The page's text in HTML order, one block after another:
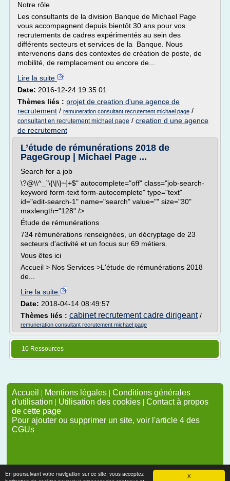
X
En poursuivant votre navigation sur ce site, vous acceptez
Notre rôle
Les consultants de la division Banque de Michael Page
vous accompagnent depuis bientôt 30 ans pour vos
recrutements de cadres expérimentés au sein des
différents secteurs et services de la Banque. Nous
intervenons dans des contextes de création de poste, de
mobilité, de remplacement ou encore de...
Lire la suite
Date: 2016-12-24 19:35:01
Thèmes liés : projet de creation d'une agence de
recrutement / remuneration consultant recrutement michael page /
consultant en recrutement michael page / creation d une agence
de recrutement
L’étude de rémunérations 2018 de
PageGroup | Michael Page ...
Search for a job
\?@\\^_`\{\|\}~]+$" autocomplete="off" class="job-search-
keyword form-text form-autocomplete" type="text"
id="edit-search-1" name="search" value="" size="30"
maxlength="128" />
Étude de rémunérations
734 rémunérations renseignées, un décryptage de 23
secteurs d'activité et un focus sur 69 métiers.
Vous êtes ici
Accueil > Nos Services >L'étude de rémunérations 2018
de...
Lire la suite
Date: 2018-04-14 08:49:57
Thèmes liés : cabinet recrutement cadre dirigeant/
remuneration consultant recrutement michael page
10 Ressources
Accueil | Mentions légales | Conditions générales
d'utilisation | Utilisation des cookies | Contact à propos
de cette page
Pour ajouter ou supprimer un site, voir l'article 4 des
CGUs